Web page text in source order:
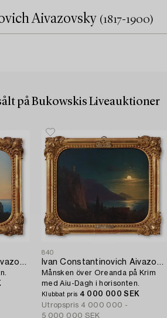
Aivazovsky (1817-1900)
på Bukowskis Liveauktioner
Ivan Constantinovich Aivazovsky
840
Ivan Constantinovich Aivazovsky
Månsken över Oreanda på Krim
med Aiu-Dagh i horisonten.
Klubbat pris 4 000 000 SEK
Utropspris 4 000 000 -
5 000 000 SEK